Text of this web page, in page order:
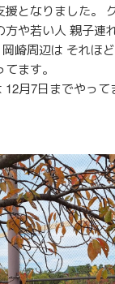
となりました。
方や若い人 親子連
崎周辺は それほ
ます。
月7日までやって